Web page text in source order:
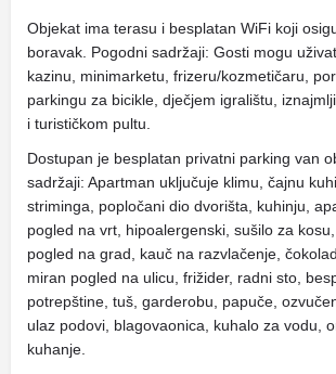
Objekat ima terasu i besplatan WiFi koji
boravak. Pogodni sadržaji: Gosti mogu
kazinu, minimarketu, frizeru/kozmetičaru,
parkingu za bicikle, dječjem igralištu,
i turističkom pultu.
Dostupan je besplatan privatni parking van
sadržaji: Apartman uključuje klimu, čajnu
striminga, popločani dio dvorišta, kuhinju,
pogled na vrt, hipoalergenski, sušilo za
pogled na grad, kauč na razvlačenje,
miran pogled na ulicu, frižider, radni sto,
potrepštine, tuš, garderobu, papuče,
ulaz podovi, blagovaonica, kuhalo za vodu,
kuhanje.